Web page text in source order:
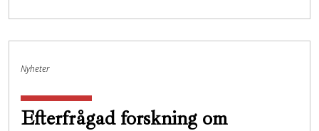
Nyheter
Efterfrågad forskning om